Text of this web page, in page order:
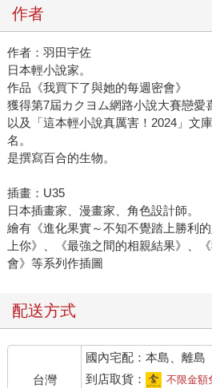
作者
作者：羽田宇佐
日本輕小說家。
作品《我買下了與她的每週密會》
獲得第7屆カクヨム網路小說大賽戀愛
以及「這本輕小說真厲害！2024」文
名。
是撰寫百合的生物。
插畫：U35
日本插畫家、漫畫家、角色設計師。
繪有《進化果實～不知不覺踏上勝利
上你》、《最強之間的相親結果》、
會》等系列作插圖
配送方式
台灣
國內宅配：本島、離島
到店取貨：
不限金額